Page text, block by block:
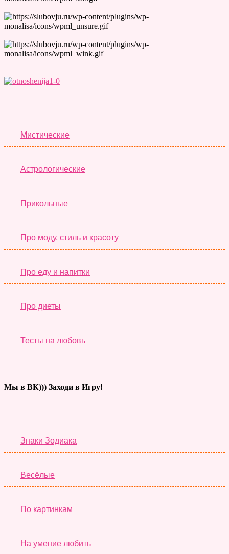
Мистические
Астрологические
Прикольные
Про моду, стиль и красоту
Про еду и напитки
Про диеты
Тесты на любовь
Мы в ВК))) Заходи в Игру!
Знаки Зодиака
Весёлые
По картинкам
На умение любить